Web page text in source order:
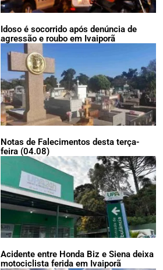
Idoso é socorrido após denúncia de
agressão e roubo em Ivaiporã
Notas de Falecimentos desta terça-
feira (04.08)
Acidente entre Honda Biz e Siena deixa
motociclista ferida em Ivaiporã